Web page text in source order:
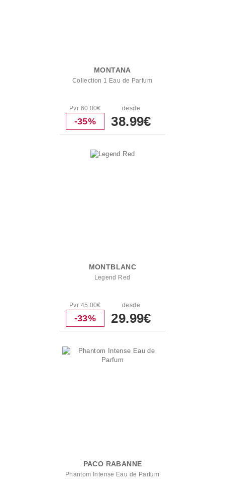
MONTANA
Collection 1 Eau de Parfum
Pvr 60.00€
-35%
desde
38.99€
MONTBLANC
Legend Red
Pvr 45.00€
-33%
desde
29.99€
PACO RABANNE
Phantom Intense Eau de Parfum